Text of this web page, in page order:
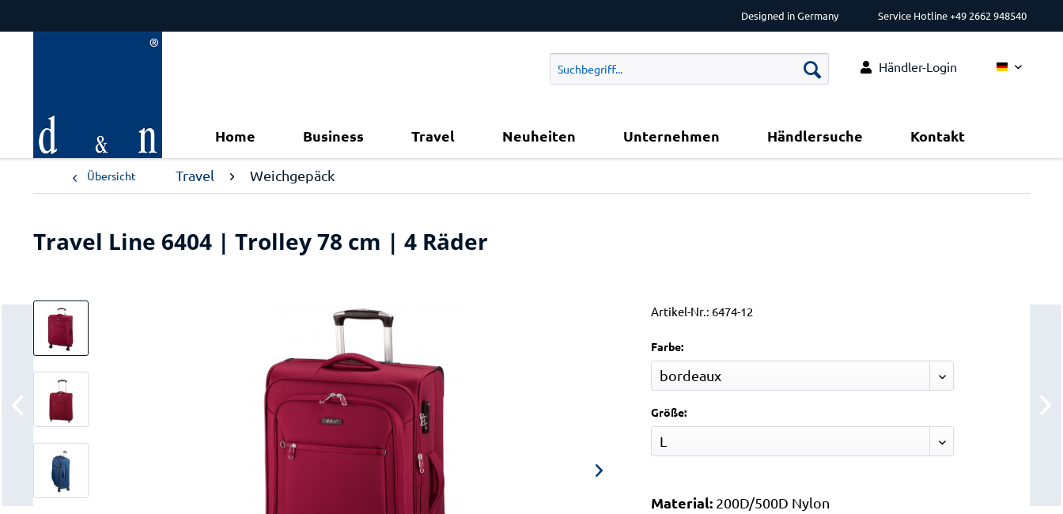
Designed in Germany Service Hotline +49 2662 948540
Händler-Login Deutsch
Home Business Travel Neuheiten Unternehmen Händlersuche Kontakt
Übersicht Travel Weichgepäck
Travel Line 6404 | Trolley 78 cm | 4 Räder
Artikel-Nr.: 6474-12
Farbe:
Größe:
Material: 200D/500D Nylon